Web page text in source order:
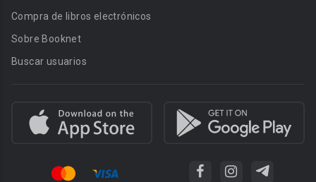
Compra de libros electrónicos
Sobre Booknet
Buscar usuarios